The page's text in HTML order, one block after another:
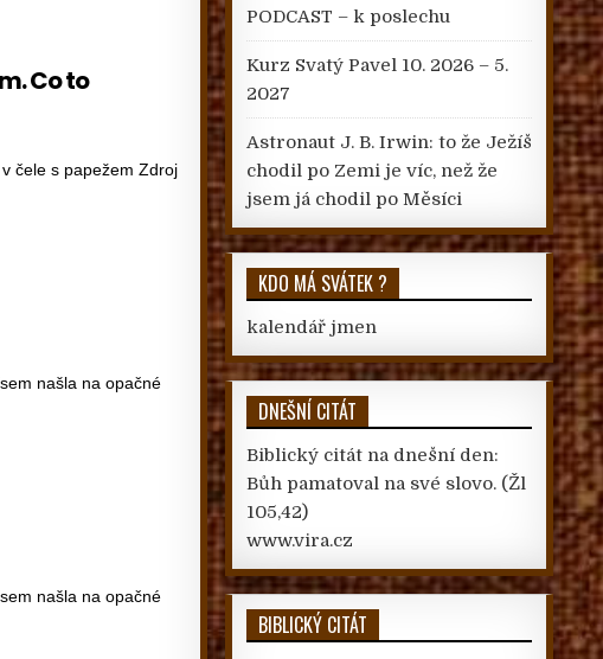
Co to
čele s papežem Zdroj
našla na opačné
našla na opačné
PODCAST – k poslechu
Kurz Svatý Pavel 10. 2026 – 5.
2027
Astronaut J. B. Irwin: to že Ježíš
chodil po Zemi je víc, než že
jsem já chodil po Měsíci
KDO MÁ SVÁTEK ?
kalendář jmen
DNEŠNÍ CITÁT
Biblický citát na dnešní den:
Bůh pamatoval na své slovo. (Žl
105,42)
www.vira.cz
BIBLICKÝ CITÁT